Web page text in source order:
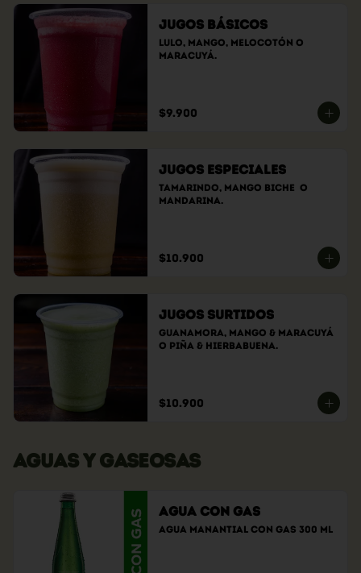
Jugos Básicos
Lulo, Mango, Melocotón o
Maracuyá.
$9.900
Jugos Especiales
Tamarindo, Mango Biche  O
Mandarina.
$10.900
Jugos Surtidos
GuanaMora, Mango & Maracuyá
o Piña & Hierbabuena.
$10.900
AGUAS Y GASEOSAS
Agua con Gas
Agua Manantial con gas 300 ml